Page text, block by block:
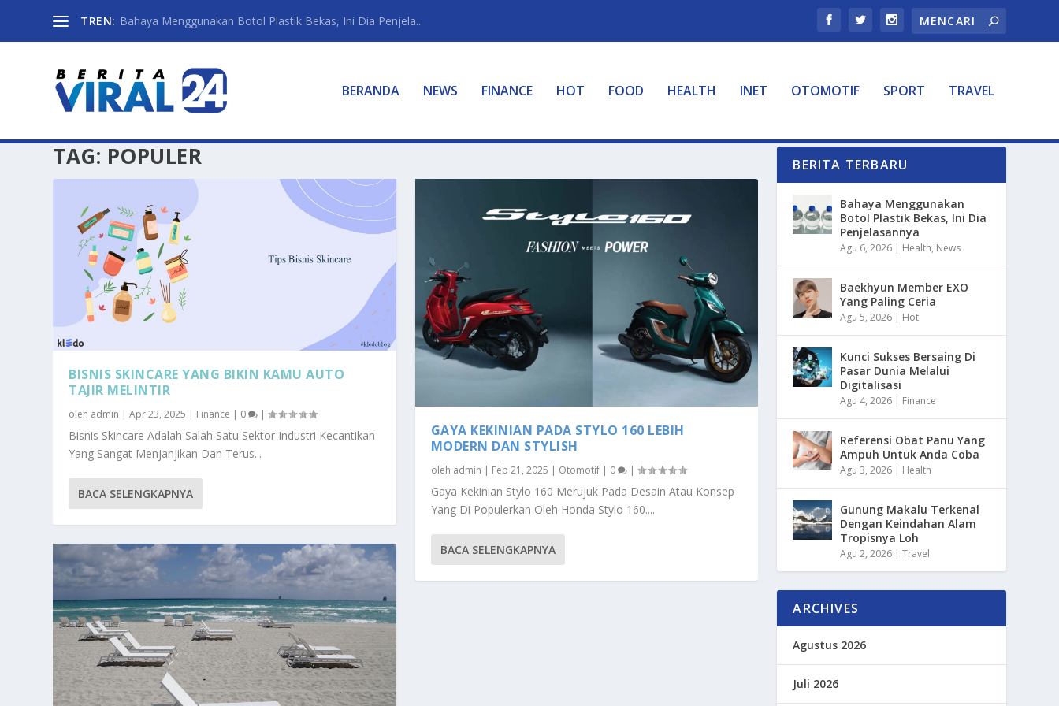
TREN: Bahaya Menggunakan Botol Plastik Bekas, Ini Dia Penjela...
BERANDA NEWS FINANCE HOT FOOD HEALTH INET OTOMOTIF SPORT TRAVEL
TAG: POPULER
BISNIS SKINCARE YANG BIKIN KAMU AUTO
TAJIR MELINTIR
oleh admin |Apr 23, 2025 | Finance | 0 |
Bisnis Skincare Adalah Salah Satu Sektor Industri Kecantikan
Yang Sangat Menjanjikan Dan Terus...
BACA SELENGKAPNYA
GAYA KEKINIAN PADA STYLO 160 LEBIH
MODERN DAN STYLISH
oleh admin | Feb 21, 2025 | Otomotif| 0 |
Gaya Kekinian Stylo 160 Merujuk Pada Desain Atau Konsep
Yang Di Populerkan Oleh Honda Stylo 160....
BACA SELENGKAPNYA
BERITA TERBARU
Bahaya Menggunakan
Botol Plastik Bekas, Ini Dia
Penjelasannya
Agu 6, 2026 | Health, News
Baekhyun Member EXO
Yang Paling Ceria
Agu 5, 2026 | Hot
Kunci Sukses Bersaing Di
Pasar Dunia Melalui
Digitalisasi
Agu 4, 2026 | Finance
Referensi Obat Panu Yang
Ampuh Untuk Anda Coba
Agu 3, 2026 | Health
Gunung Makalu Terkenal
Dengan Keindahan Alam
Tropisnya Loh
Agu 2, 2026 |Travel
ARCHIVES
Agustus 2026
Juli 2026